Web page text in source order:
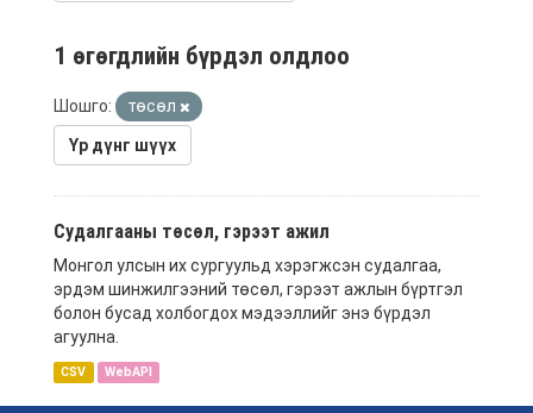
1 өгөгдлийн бүрдэл олдлоо
Шошго: төсөл
Үр дүнг шүүх
Судалгааны төсөл, гэрээт ажил
Монгол улсын их сургуульд хэрэгжсэн судалгаа,
эрдэм шинжилгээний төсөл, гэрээт ажлын бүртгэл
болон бусад холбогдох мэдээллийг энэ бүрдэл
агуулна.
CSV WebAPI